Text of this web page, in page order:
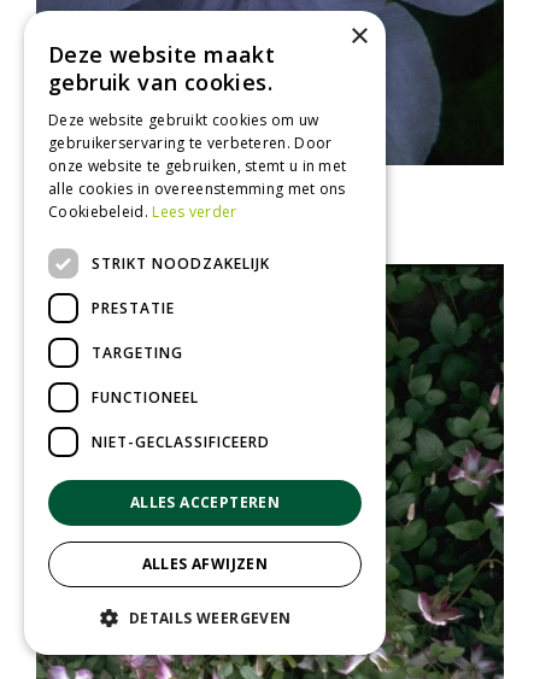
Clematis
Clematis 'William Kennett'
×
Deze website maakt
gebruik van cookies.
Deze website gebruikt cookies om uw
gebruikerservaring te verbeteren. Door
onze website te gebruiken, stemt u in met
alle cookies in overeenstemming met ons
Cookiebeleid.Lees verder
STRIKT NOODZAKELIJK
PRESTATIE
TARGETING
FUNCTIONEEL
NIET-GECLASSIFICEERD
ALLES ACCEPTEREN
ALLES AFWIJZEN
DETAILS WEERGEVEN